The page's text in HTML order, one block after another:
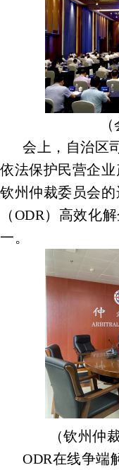
会上，自治区
依法保护民营企业
钦州仲裁委员会
（ODR）高效化
一。
（钦州仲
ODR在线争端